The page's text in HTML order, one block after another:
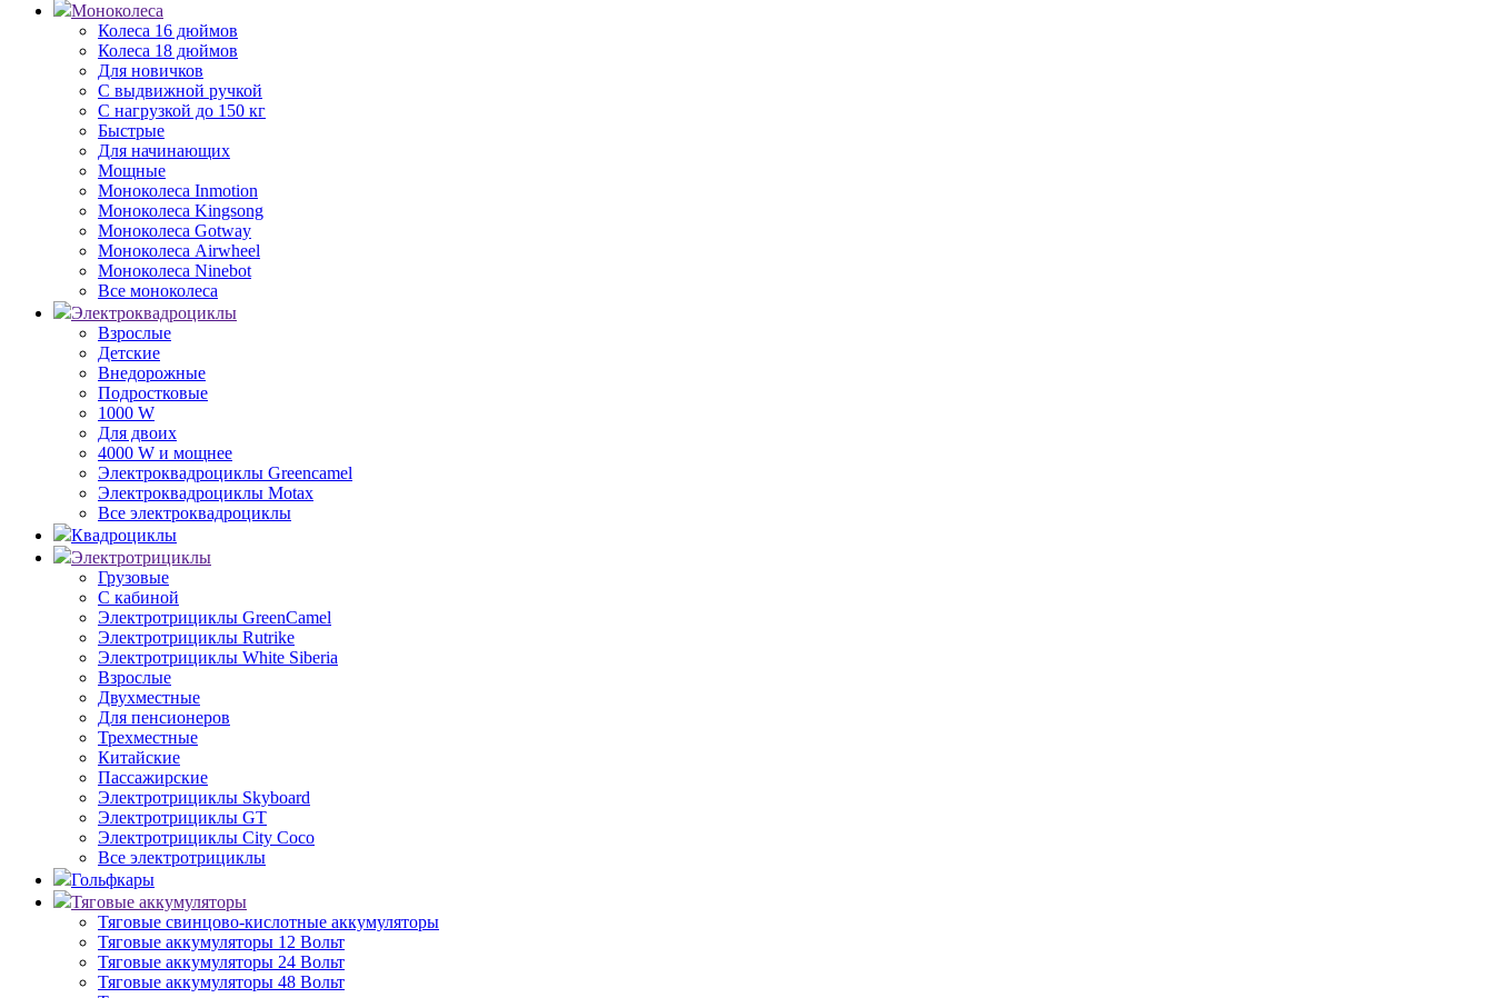
Моноколеса
Колеса 16 дюймов
Колеса 18 дюймов
Для новичков
С выдвижной ручкой
С нагрузкой до 150 кг
Быстрые
Для начинающих
Мощные
Моноколеса Inmotion
Моноколеса Kingsong
Моноколеса Gotway
Моноколеса Airwheel
Моноколеса Ninebot
Все моноколеса
Электроквадроциклы
Взрослые
Детские
Внедорожные
Подростковые
1000 W
Для двоих
4000 W и мощнее
Электроквадроциклы Greencamel
Электроквадроциклы Motax
Все электроквадроциклы
Квадроциклы
Электротрициклы
Грузовые
С кабиной
Электротрициклы GreenCamel
Электротрициклы Rutrike
Электротрициклы White Siberia
Взрослые
Двухместные
Для пенсионеров
Трехместные
Китайские
Пассажирские
Электротрициклы Skyboard
Электротрициклы GT
Электротрициклы City Coco
Все электротрициклы
Гольфкары
Тяговые аккумуляторы
Тяговые свинцово-кислотные аккумуляторы
Тяговые аккумуляторы 12 Вольт
Тяговые аккумуляторы 24 Вольт
Тяговые аккумуляторы 48 Вольт